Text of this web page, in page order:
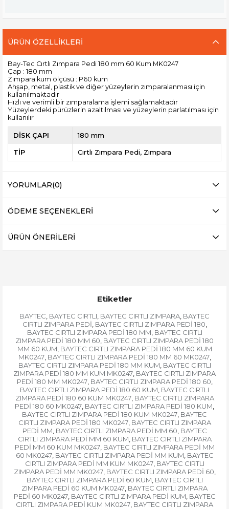
ÜRÜN ÖZELLIKLERI
Bay-Tec Cırtlı Zımpara Pedi 180 mm 60 Kum MK0247
Çap : 180 mm
Zımpara kum ölçüsü : P60 kum
Ahşap, metal, plastik ve diğer yüzeylerin zımparalanması için
kullanılmaktadır
Hızlı ve verimli bir zımparalama işlemi sağlamaktadır
Yüzeylerdeki pürüzlerin azaltılması ve yüzeylerin parlatılması için
kullanılır
DİSK ÇAPI 180 mm
TİP Cırtlı Zımpara Pedi Zımpara
YORUMLAR(0)
ÖDEME SEÇENEKLERI
ÜRÜN ÖNERILERI
Etiketler
BAYTEC BAYTEC CIRTLI BAYTEC CIRTLI ZIMPARA BAYTEC
CIRTLI ZIMPARA PEDİ BAYTEC CIRTLI ZIMPARA PEDİ 180
BAYTEC CIRTLI ZIMPARA PEDİ 180 MM BAYTEC CIRTLI
ZIMPARA PEDİ 180 MM 60 BAYTEC CIRTLI ZIMPARA PEDİ 180
MM 60 KUM BAYTEC CIRTLI ZIMPARA PEDİ 180 MM 60 KUM
MK0247, BAYTEC CIRTLI ZIMPARA PEDİ 180 MM 60 MK0247,
BAYTEC CIRTLI ZIMPARA PEDİ 180 MM KUM BAYTEC CIRTLI
ZIMPARA PEDİ 180 MM KUM MK0247 BAYTEC CIRTLI ZIMPARA
PEDİ 180 MM MK0247, BAYTEC CIRTLI ZIMPARA PEDİ 180 60
BAYTEC CIRTLI ZIMPARA PEDİ 180 60 KUM BAYTEC CIRTLI
ZIMPARA PEDİ 180 60 KUM MK0247, BAYTEC CIRTLI ZIMPARA
PEDİ 180 60 MK0247 BAYTEC CIRTLI ZIMPARA PEDİ 180 KUM
BAYTEC CIRTLI ZIMPARA PEDİ 180 KUM MK0247 BAYTEC
CIRTLI ZIMPARA PEDİ 180 MK0247, BAYTEC CIRTLI ZIMPARA
PEDİ MM BAYTEC CIRTLI ZIMPARA PEDİ MM 60 BAYTEC
CIRTLI ZIMPARA PEDİ MM 60 KUM BAYTEC CIRTLI ZIMPARA
PEDİ MM 60 KUM MK0247, BAYTEC CIRTLI ZIMPARA PEDİ MM
60 MK0247, BAYTEC CIRTLI ZIMPARA PEDİ MM KUM BAYTEC
CIRTLI ZIMPARA PEDİ MM KUM MK0247, BAYTEC CIRTLI
ZIMPARA PEDİ MM MK0247, BAYTEC CIRTLI ZIMPARA PEDİ 60
BAYTEC CIRTLI ZIMPARA PEDİ 60 KUM BAYTEC CIRTLI
ZIMPARA PEDİ 60 KUM MK0247 BAYTEC CIRTLI ZIMPARA
PEDİ 60 MK0247, BAYTEC CIRTLI ZIMPARA PEDİ KUM BAYTEC
CIRTLI ZIMPARA PEDİ KUM MK0247 BAYTEC CIRTLI ZIMPARA